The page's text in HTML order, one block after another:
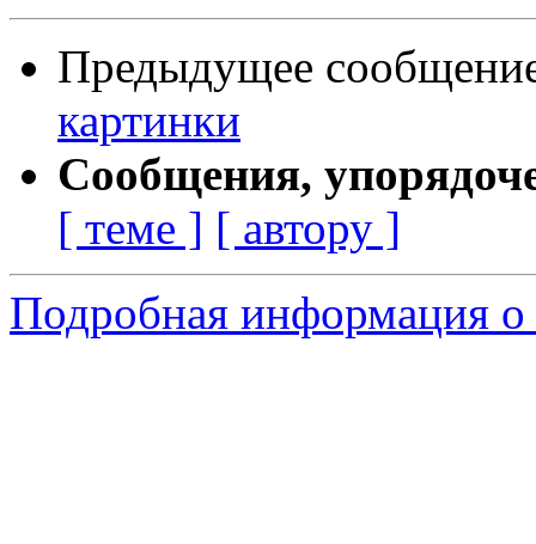
Предыдущее
картинки
Сообщения,
[ теме ] [ автору ]
Подробная информация о